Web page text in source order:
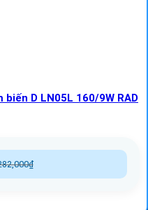
D LN05L 160/9W RAD
₫